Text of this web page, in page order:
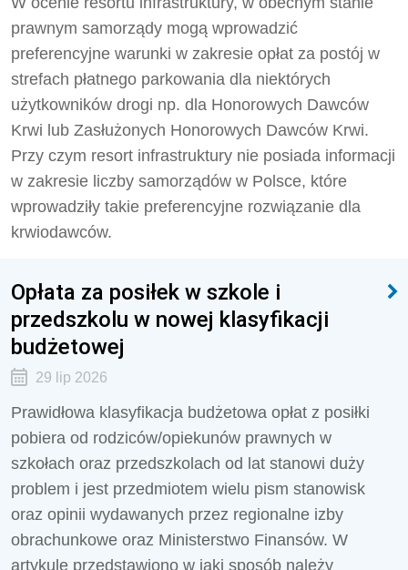
prawnym samorządy mogą wprowadzić
preferencyjne warunki w zakresie opłat za postój w
strefach płatnego parkowania dla niektórych
użytkowników drogi np. dla Honorowych Dawców
Krwi lub Zasłużonych Honorowych Dawców Krwi.
Przy czym resort infrastruktury nie posiada informacji
w zakresie liczby samorządów w Polsce, które
wprowadziły takie preferencyjne rozwiązanie dla
krwiodawców.
Opłata za posiłek w szkole i
przedszkolu w nowej klasyfikacji
budżetowej
29 lip 2026
Prawidłowa klasyfikacja budżetowa opłat z posiłki
pobiera od rodziców/opiekunów prawnych w
szkołach oraz przedszkolach od lat stanowi duży
problem i jest przedmiotem wielu pism stanowisk
oraz opinii wydawanych przez regionalne izby
obrachunkowe oraz Ministerstwo Finansów. W
artykule przedstawiono w jaki sposób należy